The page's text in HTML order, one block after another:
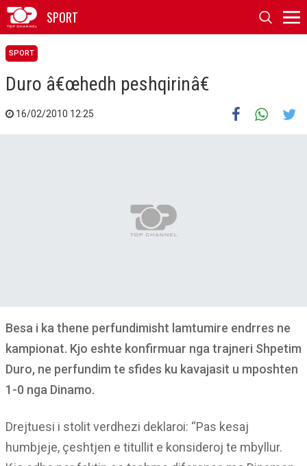
SPORT
SPORT
Duro â€œhedh peshqirinâ€
16/02/2010 12:25
Besa i ka thene perfundimisht lamtumire endrres ne
kampionat. Kjo eshte konfirmuar nga trajneri Shpetim
Duro, ne perfundim te sfides ku kavajasit u mposhten
1-0 nga Dinamo.
Drejtuesi i stolit verdhezi deklaroi: “Pas kesaj
humbjeje, çeshtjen e titullit e konsideroj te mbyllur.